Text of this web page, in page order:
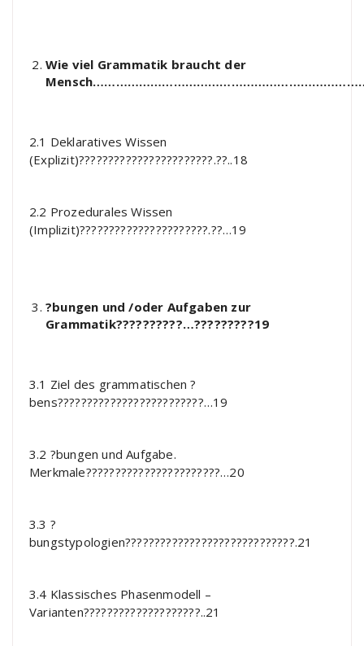
Wie viel Grammatik braucht der
2.1 Deklaratives Wissen
(Explizit)???????????????????????.??..18
2.2 Prozedurales Wissen
(Implizit)??????????????????????.??…19
?bungen und /oder Aufgaben zur
Grammatik??????????…?????????19
3.1 Ziel des grammatischen ?
bens?????????????????????????…19
3.2 ?bungen und Aufgabe.
Merkmale???????????????????????…20
3.3 ?
bungstypologien?????????????????????????????.21
3.4 Klassisches Phasenmodell –
Varianten????????????????????..21